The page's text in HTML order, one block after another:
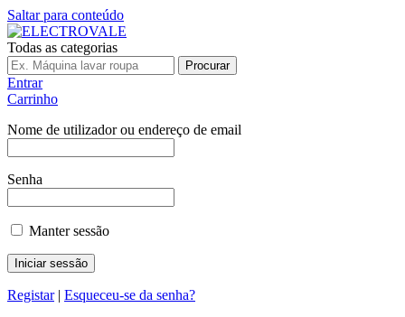
Saltar para conteúdo
Todas as categorias
Procurar
Entrar
Carrinho
Nome de utilizador ou endereço de email
Senha
Manter sessão
Registar| Esqueceu-se da senha?